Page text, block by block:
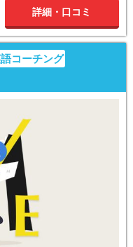
詳細・口コミ
コーチング